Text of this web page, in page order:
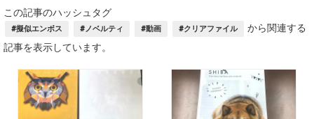
この記事のハッシュタグ
#擬似エンボス #ノベルティ #動画 #クリアファイル
から関連する
記事を表示しています。